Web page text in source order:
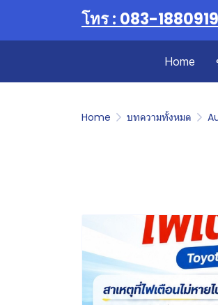
โทร : 083-1880919
Home
Home บทความทั้งหมด